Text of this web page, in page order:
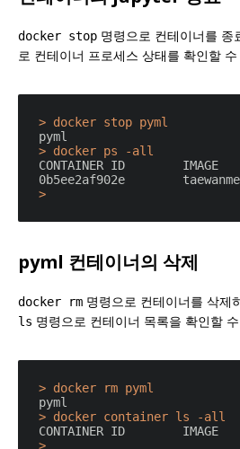
docker stop 명령으로 컨테이너를 종
로 컨테이너 프로세스 상태를 확인할
> docker stop pyml
> docker ps -all
CONTAINER ID
pyml 컨테이너의 삭제
docker rm 명령으로 컨테이너를 삭제
ls 명령으로 컨테이너 목록을 확인할
> docker rm pyml
> docker container ls -all